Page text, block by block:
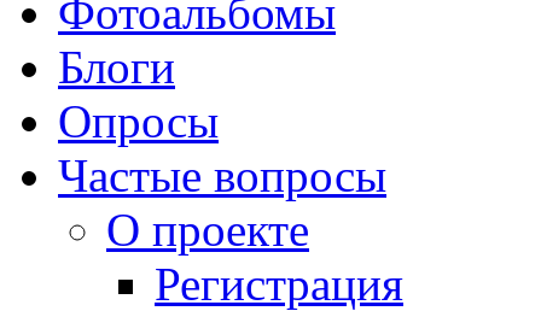
Фотоальбомы
Блоги
Опросы
Частые вопросы
О проекте
Регистрация